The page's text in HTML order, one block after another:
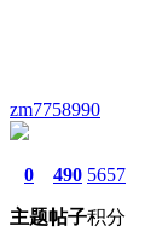
zm7758990
0
主题
490
帖子
5657
积分